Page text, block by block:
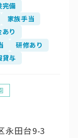
完備
家族手当
り
研修あり
貸与
永田台9-3